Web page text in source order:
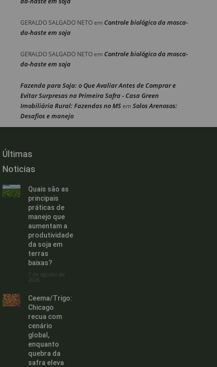
GERALDO SALGADO NETOem Controle biológico da mosca-
da-haste em soja
GERALDO SALGADO NETOem Controle biológico da mosca-
da-haste em soja
Fazenda para Soja: o Que Avaliar Antes de Comprar e
Evitar Surpresas na Primeira Safra - Casa Green
Imobiliária Rural: Fazendas no MSem Solos Arenosos:
Desafios e manejo
Últimas
Noticias
Quais são as
principais
práticas de
manejo que
aumentam a
produtividade
da soja em
terras
baixas?
7 de agosto de
2026
Ceema/Trigo:
Chicago
recua com
cenário
global,
enquanto
quebra da
safra eleva